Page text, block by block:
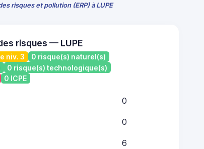
risques et pollution (ERP) à LUPE
risques — LUPE
niv. 3
0 risque(s) naturel(s)
0 risque(s) technologique(s)
0 ICPE
0
0
6